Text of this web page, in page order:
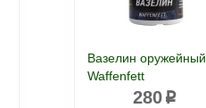
Вазелин оружейный
Waffenfett
280 p